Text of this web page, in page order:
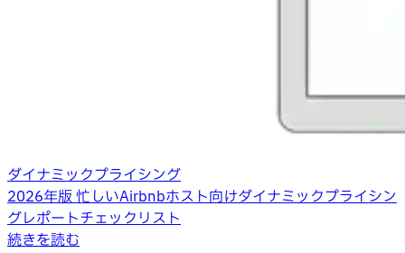
ダイナミックプライシング
2026年版 忙しいAirbnbホスト向けダイナミックプライシン
グレポートチェックリスト
続きを読む